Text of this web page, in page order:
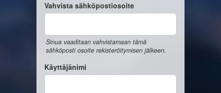
Vahvista sähköpostiosoite
Sinua vaaditaan vahvistamaan tämä
sähköposti osoite rekisteröitymisen jälkeen.
Käyttäjänimi